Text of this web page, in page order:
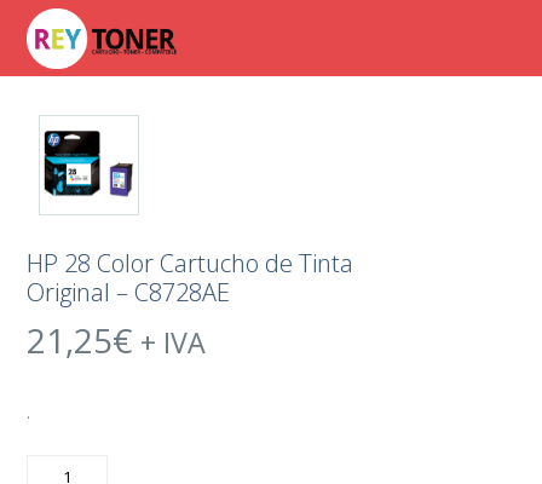
HP 28 Color Cartucho de Tinta
Original – C8728AE
21,25€ + IVA
.